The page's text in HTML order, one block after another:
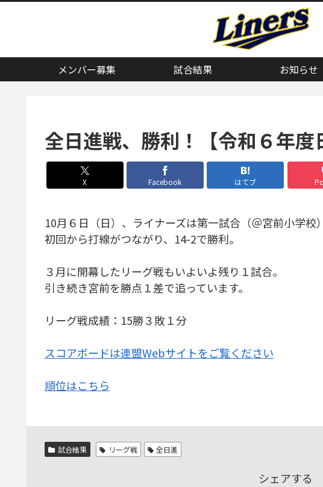
メンバー募集 試合結果 お知らせ
全日進戦、勝利！【令和６年度
X Facebook はてブ
10月６日（日）、ライナーズは第一試合（＠宮前小学校
初回から打線がつながり、14-2で勝利。
３月に開幕したリーグ戦もいよいよ残り１試合。
引き続き宮前を勝点１差で追っています。
リーグ戦成績：15勝３敗１分
スコアボードは連盟Webサイトをご覧ください
順位はこちら
試合結果 リーグ戦 全日進
シェアする